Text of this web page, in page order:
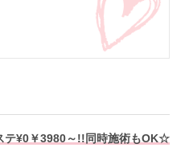
テ¥0￥3980～!!同時施術もOK☆